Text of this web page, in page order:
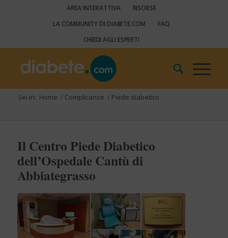
AREA INTERATTIVA
RISORSE
LA COMMUNITY DI DIABETE.COM
FAQ
CHIEDI AGLI ESPERTI
Sei in: Home / Complicanze / Piede diabetico
Il Centro Piede Diabetico
dell’Ospedale Cantù di
Abbiategrasso